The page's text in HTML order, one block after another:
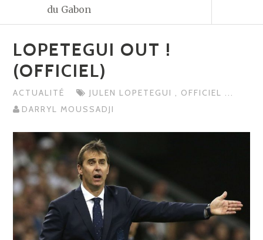
du Gabon
LOPETEGUI OUT !
(OFFICIEL)
ACTUALITÉ JULEN LOPETEGUI , OFFICIEL ...
DARRYL MOUSSADJI